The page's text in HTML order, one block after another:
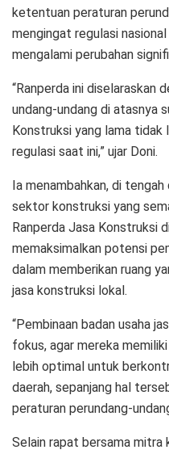
ketentuan peraturan
mengingat regulasi
mengalami perubahan
“Ranperda ini diselaraskan
undang-undang di atasnya
Konstruksi yang lama tidak
regulasi saat ini,” ujar Doni.
Ia menambahkan, di
sektor konstruksi yang
Ranperda Jasa Konstruksi
memaksimalkan potensi
dalam memberikan ruang
jasa konstruksi lokal.
“Pembinaan badan usaha
fokus, agar mereka
lebih optimal untuk
daerah, sepanjang hal
peraturan perundang-
Selain rapat bersama mitra